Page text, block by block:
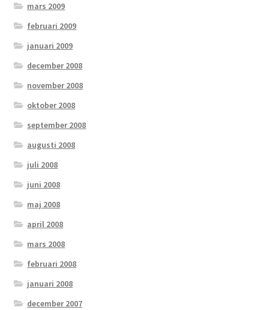
mars 2009
februari 2009
januari 2009
december 2008
november 2008
oktober 2008
september 2008
augusti 2008
juli 2008
juni 2008
maj 2008
april 2008
mars 2008
februari 2008
januari 2008
december 2007